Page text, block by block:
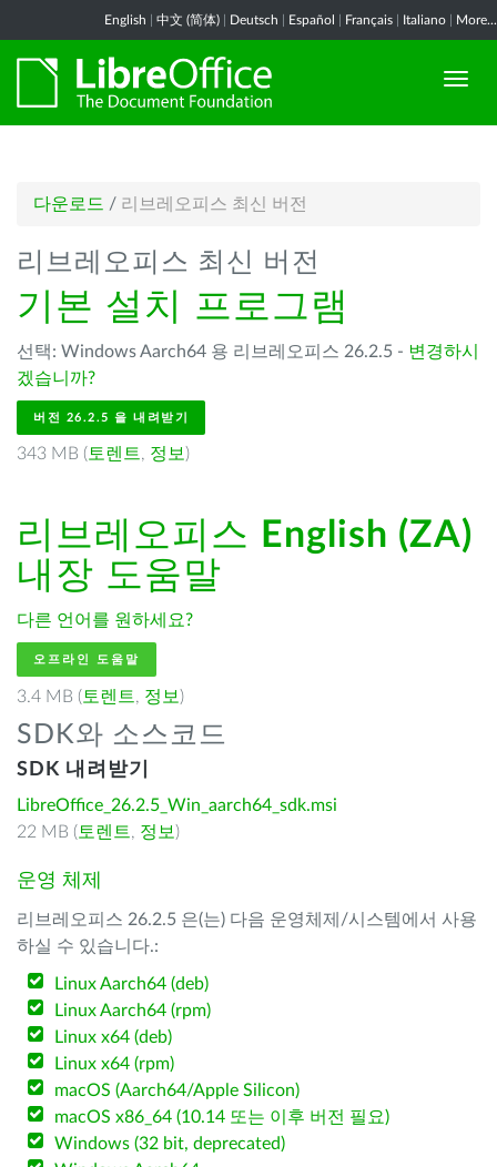
English 中文 (简体) Deutsch Español Français Italiano More...
다운로드 / 리브레오피스 최신 버전
리브레오피스 최신 버전
기본 설치 프로그램
선택: Windows Aarch64 용 리브레오피스 26.2.5 - 변경하시
겠습니까?
버전 26.2.5 을 내려받기
343 MB ( 토렌트, 정보 )
리브레오피스 English (ZA)
내장 도움말
다른 언어를 원하세요?
오프라인 도움말
3.4 MB ( 토렌트, 정보 )
SDK와 소스코드
SDK 내려받기
LibreOffice_26.2.5_Win_aarch64_sdk.msi
22 MB ( 토렌트, 정보 )
운영 체제
리브레오피스 26.2.5 은(는) 다음 운영체제/시스템에서 사용
하실 수 있습니다.:
Linux Aarch64 (deb)
Linux Aarch64 (rpm)
Linux x64 (deb)
Linux x64 (rpm)
macOS (Aarch64/Apple Silicon)
macOS x86_64 (10.14 또는 이후 버전 필요)
Windows (32 bit, deprecated)